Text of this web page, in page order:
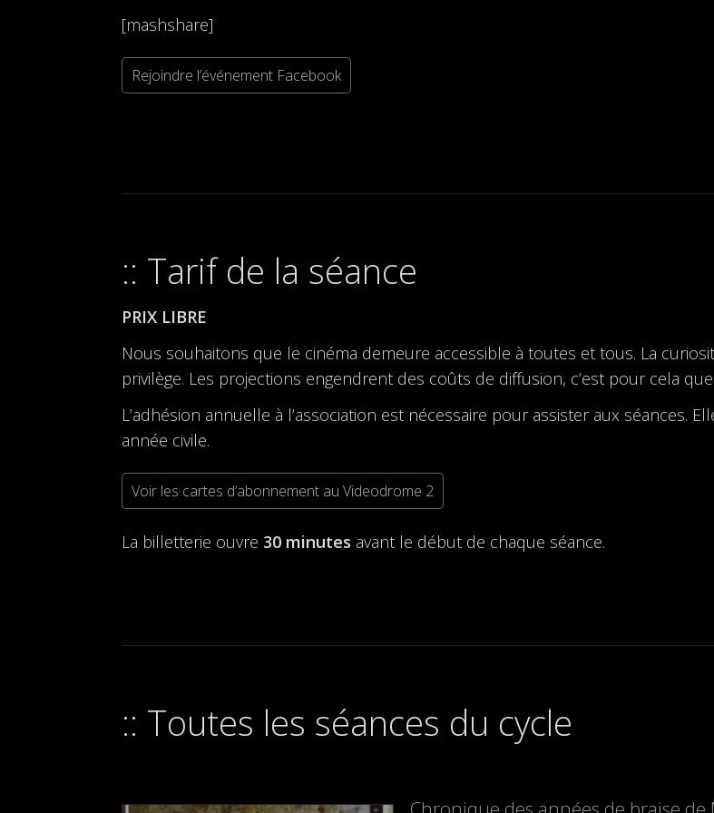
[mashshare]
Rejoindre l’événement Facebook
Tarif de la séance
PRIX LIBRE
Nous souhaitons que le cinéma demeure accessible à toutes et tous. La
privilège. Les projections engendrent des coûts de diffusion, c’est pour cela
L’adhésion annuelle à l’association est nécessaire pour assister aux séances.
année civile.
Voir les cartes d’abonnement au Videodrome 2
La billetterie ouvre 30 minutes avant le début de chaque séance.
Toutes les séances du cycle